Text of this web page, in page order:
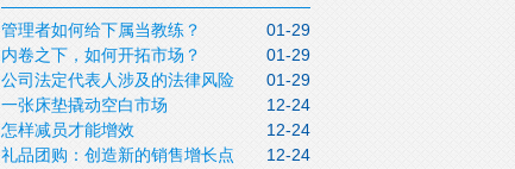
01-29
管理者如何给下属当教练？
01-29
内卷之下，如何开拓市场？
01-29
公司法定代表人涉及的法律风险
（三） 12-24
一张床垫撬动空白市场
12-24
怎样减员才能增效
12-24
礼品团购：创造新的销售增长点